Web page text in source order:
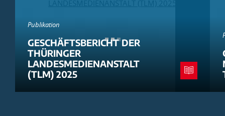
Publikation
GESCHÄFTSBERICHT DER
THÜRINGER
LANDESMEDIENANSTALT
(TLM) 2025